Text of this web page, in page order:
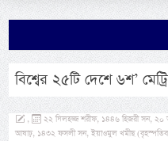
বিশ্বের ২৫টি দেশে ৬শ’
,
২২ যিলহজ্জ শরীফ, ১৪৪৬ হিজরী সন,
আষাঢ়, ১৪৩২ ফসলী সন, ইয়াওমুল খমীছ